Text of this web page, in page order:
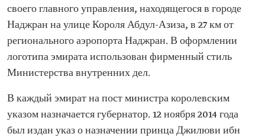
своего главного управления, находящегося в городе
Наджран на улице Короля Абдул-Азиза, в 27 км от
регионального аэропорта Наджран. В оформлении
логотипа эмирата использован фирменный стиль
Министерства внутренних дел.
В каждый эмират на пост министра королевским
указом назначается губернатор. 12 ноября 2014 года
был издан указ о назначении принца Джилюви ибн